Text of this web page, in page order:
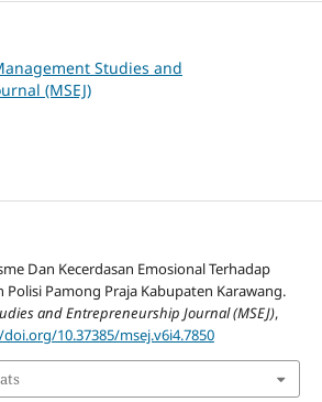
Studies and
(MSEJ)
Dan Kecerdasan Emosional Terhadap
Polisi Pamong Praja Kabupaten Karawang.
and Entrepreneurship Journal (MSEJ),
10.37385/msej.v6i4.7850